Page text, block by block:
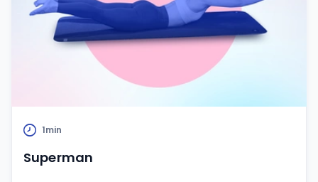
1min
Superman